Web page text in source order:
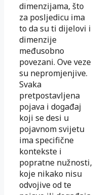
dimenzijama, što
za posljedicu ima
to da su ti dijelovi i
dimenzije
međusobno
povezani. Ove veze
su nepromjenjive.
Svaka
pretpostavljena
pojava i događaj
koji se desi u
pojavnom svijetu
ima specifične
kontekste i
popratne nužnosti,
koje nikako nisu
odvojive od te